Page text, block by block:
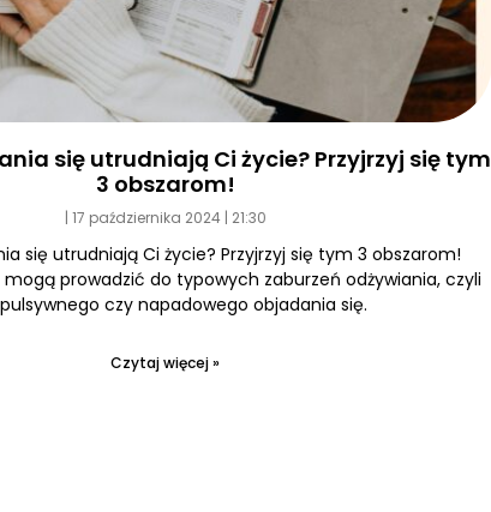
się utrudniają Ci życie? Przyjrzyj się tym
3 obszarom!
17 października 2024 21:30
się utrudniają Ci życie? Przyjrzyj się tym 3 obszarom!
mogą prowadzić do typowych zaburzeń odżywiania, czyli
czy napadowego objadania się.
Czytaj więcej »